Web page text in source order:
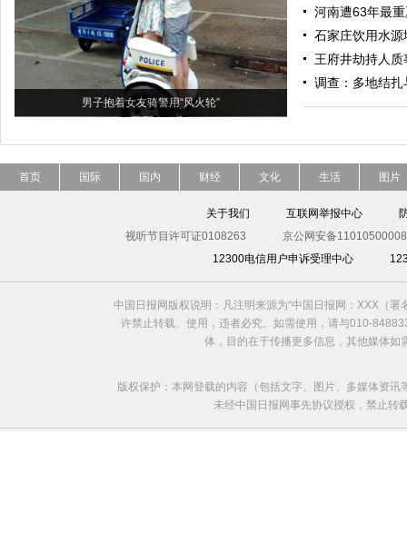
男子抱着女友骑警用“风火轮”
河南遭63年最
石家庄饮用水源
王府井劫持人
调查：多地结扎
首页 国际 国内 财经 文化 生活 图片
关于我们 互联网举报中心
视听节目许可证0108263
京公网安备
12300电信用户申诉受理中心
中国日报网版权说明：凡注明来源为“中国日报网：XXX（
许禁止转载、使用，违者必究。如需使用，请与010-
体，目的在于传播更多信息，其他媒体
版权保护：本网登载的内容（包括文字、图片、多媒体资
未经中国日报网事先协议授权，禁止转